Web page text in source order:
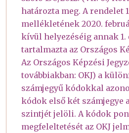
határozta meg. A rendelet
mellékletének 2020.
kívül helyezéséig annak 1.
tartalmazta az Országos
Az Országos Képzési
továbbiakban: OKJ) a
számjegyű kódokkal
kódok első két számjegye
szintjét jelöli. A kódok
megfeleltetését az OKJ